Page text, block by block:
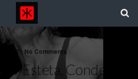
2012 • No Comments
Y Esteta, Condena A